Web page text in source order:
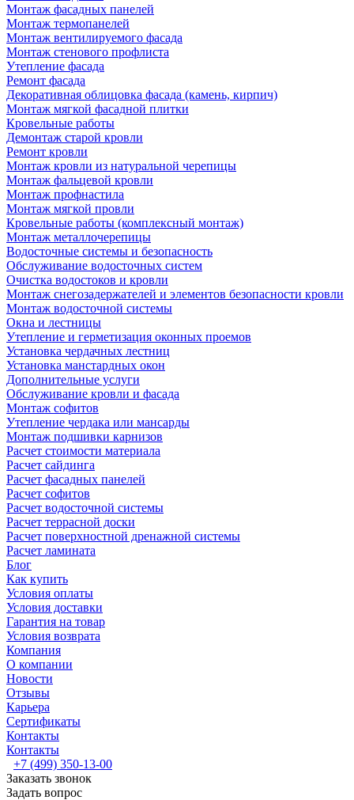
Монтаж фасадных панелей
Монтаж термопанелей
Монтаж вентилируемого фасада
Монтаж стенового профлиста
Утепление фасада
Ремонт фасада
Декоративная облицовка фасада (камень, кирпич)
Монтаж мягкой фасадной плитки
Кровельные работы
Демонтаж старой кровли
Ремонт кровли
Монтаж кровли из натуральной черепицы
Монтаж фальцевой кровли
Монтаж профнастила
Монтаж мягкой провли
Кровельные работы (комплексный монтаж)
Монтаж металлочерепицы
Водосточные системы и безопасность
Обслуживание водосточных систем
Очистка водостоков и кровли
Монтаж снегозадержателей и элементов безопасности кровли
Монтаж водосточной системы
Окна и лестницы
Утепление и герметизация оконных проемов
Установка чердачных лестниц
Установка манстардных окон
Дополнительные услуги
Обслуживание кровли и фасада
Монтаж софитов
Утепление чердака или мансарды
Монтаж подшивки карнизов
Расчет стоимости материала
Расчет сайдинга
Расчет фасадных панелей
Расчет софитов
Расчет водосточной системы
Расчет террасной доски
Расчет поверхностной дренажной системы
Расчет ламината
Блог
Как купить
Условия оплаты
Условия доставки
Гарантия на товар
Условия возврата
Компания
О компании
Новости
Отзывы
Карьера
Сертификаты
Контакты
Контакты
+7 (499) 350-13-00
Заказать звонок
Задать вопрос